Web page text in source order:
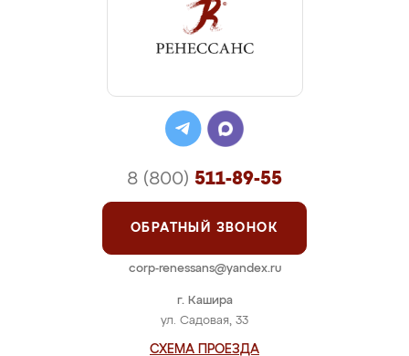
г. Кашира
ул. Садовая, 33
СХЕМА ПРОЕЗДА
8 (800) 511-89-55
ОБРАТНЫЙ ЗВОНОК
corp-renessans@yandex.ru